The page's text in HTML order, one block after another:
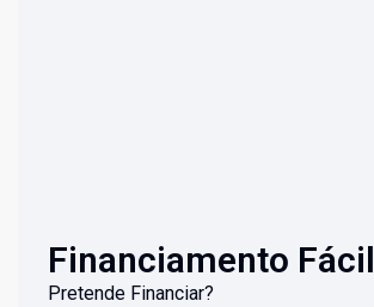
Financiamento Fácil
Pretende Financiar?